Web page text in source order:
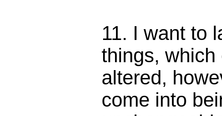
11. I want to
things,
altered,
come into